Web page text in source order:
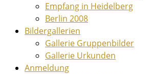
Empfang in Heidelberg
Berlin 2008
Bildergallerien
Gallerie Gruppenbilder
Gallerie Urkunden
Anmeldung